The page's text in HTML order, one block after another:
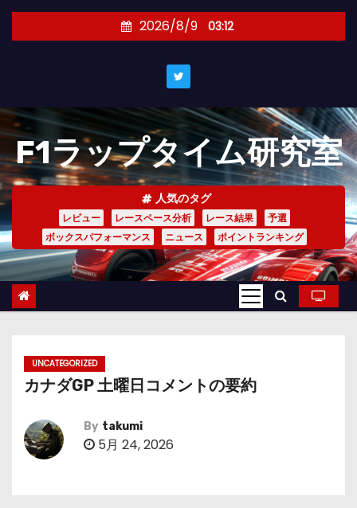
キ
ッ
プ
2026/8/9 03:12
F1ラップタイム研究室
人気のタグ
レビュー レースペース分析 レース結果
予選
ボックスパフォーマンス
ニュース ポイントランキング
UNCATEGORIZED
カナダGP 土曜日コメントの要約
By takumi
5月 24, 2026